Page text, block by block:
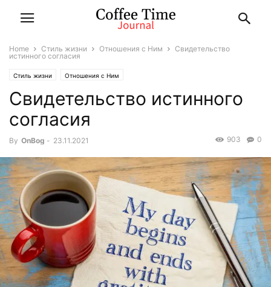
Home Стиль жизни Отношения с Ним
Свидетельство
истинного согласия
Стиль жизни Отношения с Ним
Свидетельство истинного
согласия
By OnBog - 23.11.2021 0
903